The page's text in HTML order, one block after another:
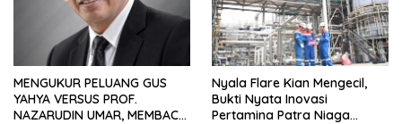
MENGUKUR PELUANG GUS
YAHYA VERSUS PROF.
NAZARUDIN UMAR, MEMBACA
Nyala Flare Kian Mengecil,
Bukti Nyata Inovasi
Pertamina Patra Niaga